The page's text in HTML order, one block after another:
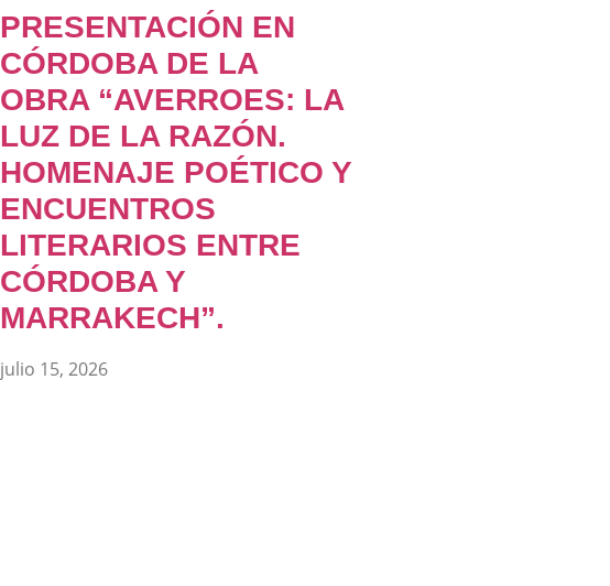
PRESENTACIÓN EN
CÓRDOBA DE LA
OBRA “AVERROES: LA
LUZ DE LA RAZÓN.
HOMENAJE POÉTICO Y
ENCUENTROS
LITERARIOS ENTRE
CÓRDOBA Y
MARRAKECH”.
julio 15, 2026